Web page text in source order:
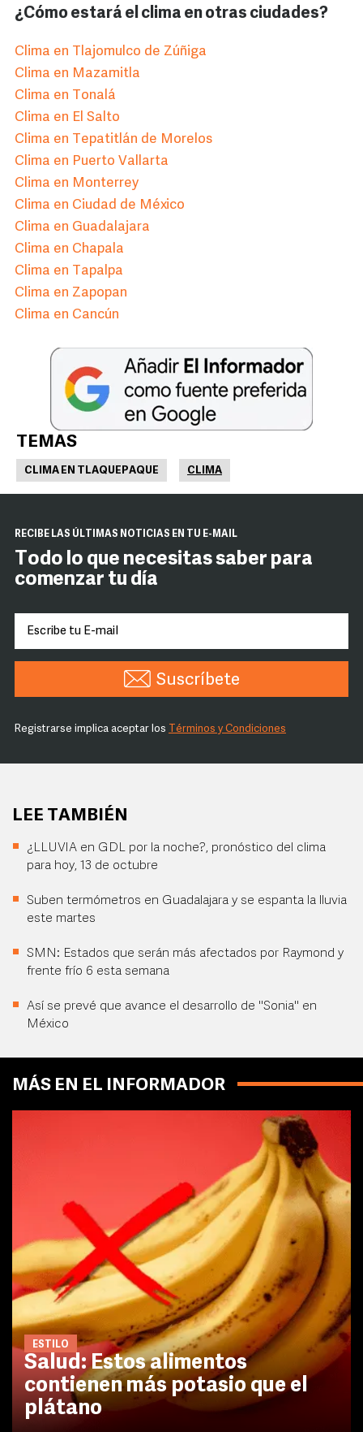
¿Cómo estará el clima en otras ciudades?
Clima en Tlajomulco de Zúñiga
Clima en Mazamitla
Clima en Tonalá
Clima en El Salto
Clima en Tepatitlán de Morelos
Clima en Puerto Vallarta
Clima en Monterrey
Clima en Ciudad de México
Clima en Guadalajara
Clima en Chapala
Clima en Tapalpa
Clima en Zapopan
Clima en Cancún
TEMAS
CLIMA EN TLAQUEPAQUE CLIMA
RECIBE LAS ÚLTIMAS NOTICIAS EN TU E-MAIL
Todo lo que necesitas saber para
comenzar tu día
Suscríbete
Registrarse implica aceptar los Términos y Condiciones
LEE TAMBIÉN
¿LLUVIA en GDL por la noche?, pronóstico del clima
para hoy, 13 de octubre
Suben termómetros en Guadalajara y se espanta la lluvia
este martes
SMN: Estados que serán más afectados por Raymond y
frente frío 6 esta semana
Así se prevé que avance el desarrollo de "Sonia" en
México
MÁS EN EL INFORMADOR
ESTILO
Salud: Estos alimentos
contienen más potasio que el
plátano